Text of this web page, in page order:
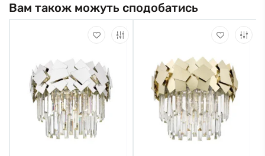
Вам також можуть сподобатись